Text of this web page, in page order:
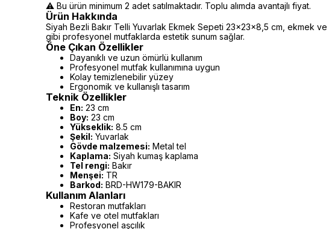
⚠️ Bu ürün minimum 2 adet satılmaktadır. Toplu alımda avantajlı fiyat.
Ürün Hakkında
Siyah Bezli Bakır Telli Yuvarlak Ekmek Sepeti 23x23x8,5 cm, ekmek
gibi profesyonel mutfaklarda estetik sunum sağlar.
Öne Çıkan Özellikler
Dayanıklı ve uzun ömürlü kullanım
Profesyonel mutfak kullanımına uygun
Kolay temizlenebilir yüzey
Ergonomik ve kullanışlı tasarım
Teknik Özellikler
En: 23 cm
Boy: 23 cm
Yükseklik: 8.5 cm
Şekil: Yuvarlak
Gövde malzemesi: Metal tel
Kaplama: Siyah kumaş kaplama
Tel rengi: Bakır
Menşei: TR
Barkod: BRD-HW179-BAKIR
Kullanım Alanları
Restoran mutfakları
Kafe ve otel mutfakları
Profesyonel aşçılık